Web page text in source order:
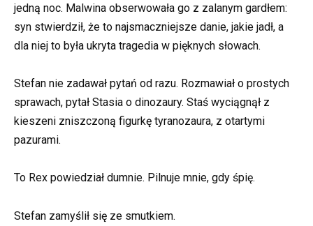
jedną noc. Malwina obserwowała go z zalanym gardłem:
syn stwierdził, że to najsmaczniejsze danie, jakie jadł, a
dla niej to była ukryta tragedia w pięknych słowach.
Stefan nie zadawał pytań od razu. Rozmawiał o prostych
sprawach, pytał Stasia o dinozaury. Staś wyciągnął z
kieszeni zniszczoną figurkę tyranozaura, z otartymi
pazurami.
To Rex powiedział dumnie. Pilnuje mnie, gdy śpię.
Stefan zamyślił się ze smutkiem.